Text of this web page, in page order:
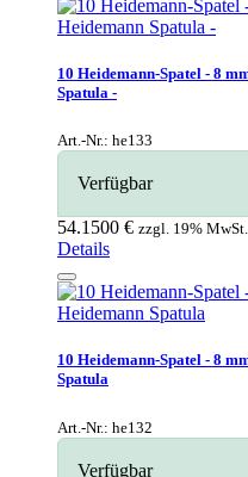
10 Heidemann-Spatel - 8
Spatula -
Art.-Nr.: he133
Verfügbar
54.1500 € zzgl. 19% MwSt.
Details
10 Heidemann-Spatel - 8
Spatula
Art.-Nr.: he132
Verfügbar